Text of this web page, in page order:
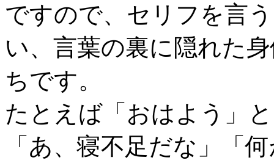
ですので、セリフを言
い、言葉の裏に隠れた
ちです。
たとえば「おはよう」
「あ、寝不足だな」「